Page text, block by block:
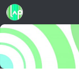
Zum Inhalt springen